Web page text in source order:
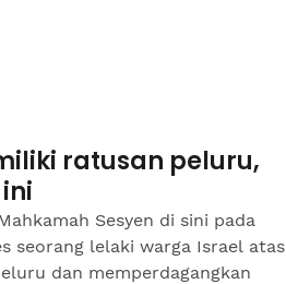
ratusan peluru,
Sesyen di sini pada
seorang lelaki warga Israel atas
dan memperdagangkan